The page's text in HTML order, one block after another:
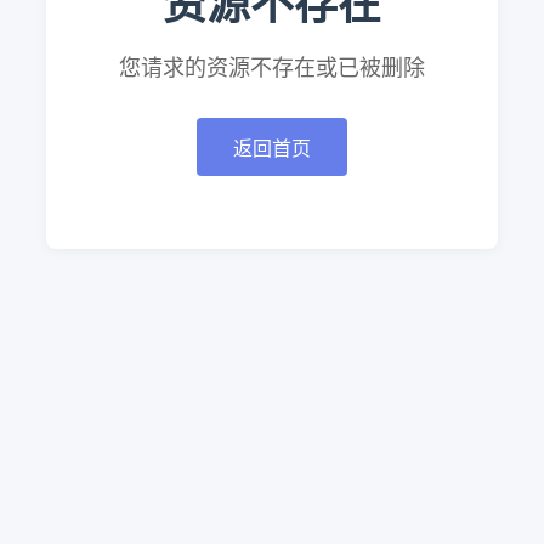
您请求的资源不存在或已被删除
返回首页